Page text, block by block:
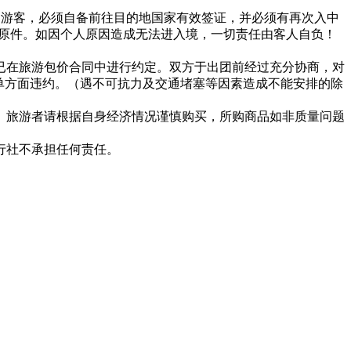
客，必须自备前往目的地国家有效签证，并必须有再次入中
。如因个人原因造成无法进入境，一切责任由客人自负！
旅游包价合同中进行约定。双方于出团前经过充分协商，对
面违约。（遇不可抗力及交通堵塞等因素造成不能安排的除
游者请根据自身经济情况谨慎购买，所购商品如非质量问题
不承担任何责任。